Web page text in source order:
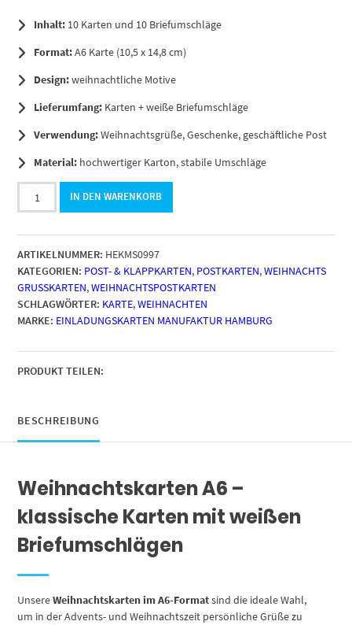
Inhalt: 10 Karten und 10 Briefumschläge
Format:A6 Karte (10,5 x 14,8 cm)
Design:weihnachtliche Motive
Lieferumfang: Karten + weiße Briefumschläge
Verwendung:Weihnachtsgrüße, Geschenke, geschäftliche Post
Material: hochwertiger Karton, stabile Umschläge
moderne
mit
Umschlag
-
Stylische
Weihnachten
Tier
-
Design-
Weihnachten
im
IN DEN WARENKORB
ARTIKELNUMMER: HEKMS0997
KATEGORIEN: POST- & KLAPPKARTEN, POSTKARTEN,WEIHNACHTS
GRUSSKARTEN ,WEIHNACHTSPOSTKARTEN
SCHLAGWÖRTER: KARTE,WEIHNACHTEN
MARKE: EINLADUNGSKARTEN MANUFAKTUR HAMBURG
PRODUKT TEILEN:
BESCHREIBUNG
Weihnachtskarten A6 –
klassische Karten mit weißen
Briefumschlägen
UnsereWeihnachtskarten im A6-Formatsind die ideale Wahl,
um in der Advents- und Weihnachtszeit persönliche Grüße zu